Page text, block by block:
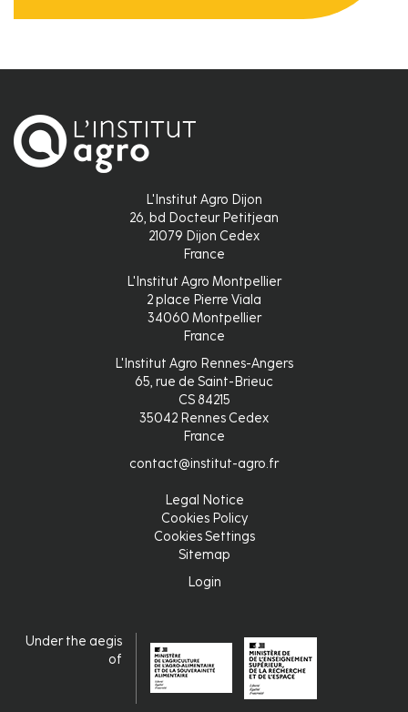
L'Institut Agro Dijon
26, bd Docteur Petitjean
21079 Dijon Cedex
France
L'Institut Agro Montpellier
2 place Pierre Viala
34060 Montpellier
France
L'Institut Agro Rennes-Angers
65, rue de Saint-Brieuc
CS 84215
35042 Rennes Cedex
France
contact@institut-agro.fr
Legal Notice
Cookies Policy
Cookies Settings
Sitemap
Login
Under the aegis
of